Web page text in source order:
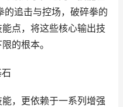
追击与控场，破碎拳的
点，将这些核心输出技
的根本。
，更依赖于一系列增强